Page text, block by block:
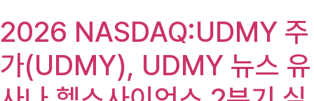
2026 NASDAQ:UDMY 주
가(UDMY), UDMY 뉴스 유